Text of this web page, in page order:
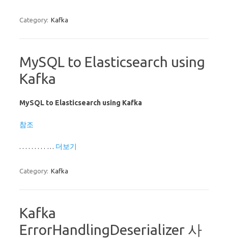
Category: Kafka
MySQL to Elasticsearch using
Kafka
MySQL to Elasticsearch using Kafka
참조
. . . . . . . . . … 더보기
Category: Kafka
Kafka
ErrorHandlingDeserializer 사